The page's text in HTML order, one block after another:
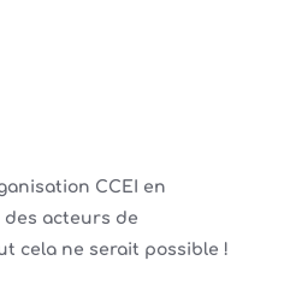
CCEI en
acteurs de
cela ne serait possible !